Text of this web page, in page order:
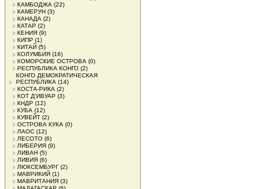
КАМБОДЖА (22)
КАМЕРУН (3)
КАНАДА (2)
КАТАР (2)
КЕНИЯ (9)
КИПР (1)
КИТАЙ (5)
КОЛУМБИЯ (16)
КОМОРСКИЕ ОСТРОВА (0)
РЕСПУБЛИКА КОНГО (2)
КОНГО ДЕМОКРАТИЧЕСКАЯ
РЕСПУБЛИКА (14)
КОСТА-РИКА (2)
КОТ Д'ИВУАР (3)
КНДР (12)
КУБА (12)
КУВЕЙТ (2)
ОСТРОВА КУКА (0)
ЛАОС (12)
ЛЕСОТО (6)
ЛИБЕРИЯ (9)
ЛИВАН (5)
ЛИВИЯ (6)
ЛЮКСЕМБУРГ(2)
МАВРИКИЙ (1)
МАВРИТАНИЯ (3)